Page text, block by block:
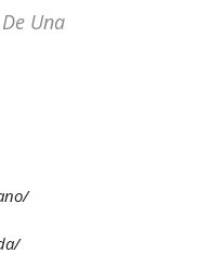
Una